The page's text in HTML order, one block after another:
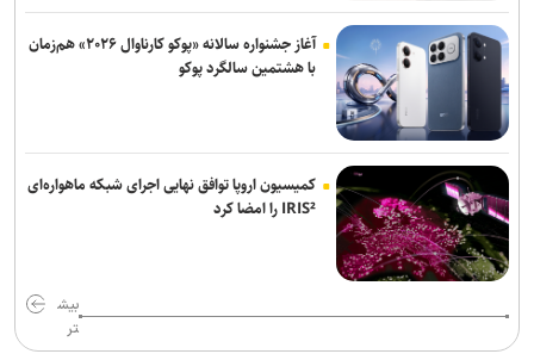
آغاز جشنواره سالانه «پوکو کارناوال ۲۰۲۶» هم‌زمان
با هشتمین سالگرد پوکو
کمیسیون اروپا توافق نهایی اجرای شبکه ماهواره‌ای
IRIS² را امضا کرد
بیش
تر